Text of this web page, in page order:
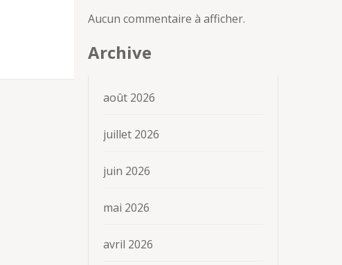
Aucun commentaire à afficher.
Archive
août 2026
juillet 2026
juin 2026
mai 2026
avril 2026